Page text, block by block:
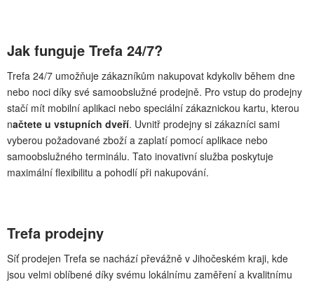
Jak funguje Trefa 24/7?
Trefa 24/7 umožňuje zákazníkům nakupovat kdykoliv během dne
nebo noci díky své samoobslužné prodejně. Pro vstup do prodejny
stačí mít mobilní aplikaci nebo speciální zákaznickou kartu, kterou
načtete u vstupních dveří. Uvnitř prodejny si zákazníci sami
vyberou požadované zboží a zaplatí pomocí aplikace nebo
samoobslužného terminálu. Tato inovativní služba poskytuje
maximální flexibilitu a pohodlí při nakupování.
Trefa prodejny
Síť prodejen Trefa se nachází převážně v Jihočeském kraji, kde
jsou velmi oblíbené díky svému lokálnímu zaměření a kvalitnímu